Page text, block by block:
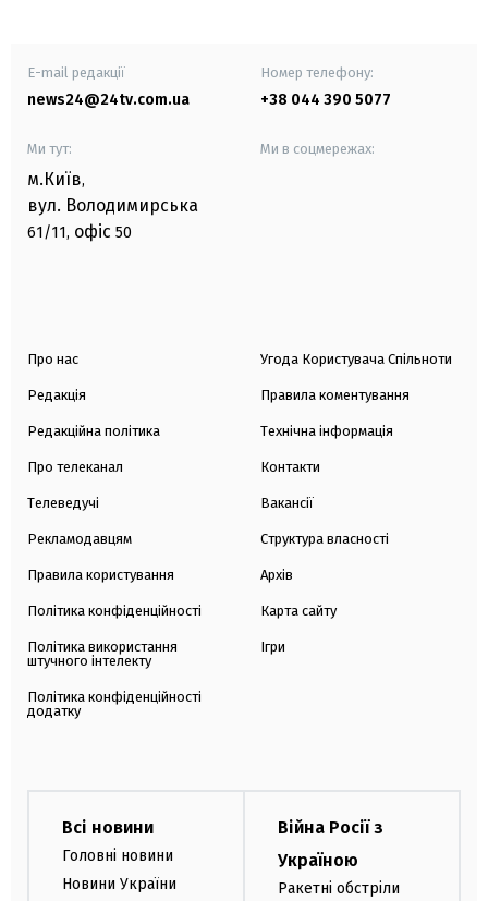
E-mail редакції
news24@24tv.com.ua
Номер телефону:
+38 044 390 5077
Ми тут:
м.Київ,
вул. Володимирська
61/11, офіс 50
Ми в соцмережах:
Про нас
Редакція
Редакційна політика
Про телеканал
Телеведучі
Рекламодавцям
Правила користування
Політика конфіденційності
Політика використання
штучного інтелекту
Політика конфіденційності
додатку
Угода Користувача Спільноти
Правила коментування
Технічна інформація
Контакти
Вакансії
Структура власності
Архів
Карта сайту
Ігри
Всі новини
Головні новини
Новини України
Війна Росії з
Україною
Ракетні обстріли